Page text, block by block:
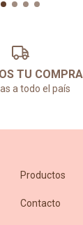
TU COMPRA
a todo el país
Productos
Contacto